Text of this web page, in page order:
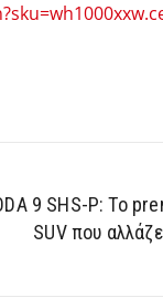
9 SHS-P: Το
SUV που